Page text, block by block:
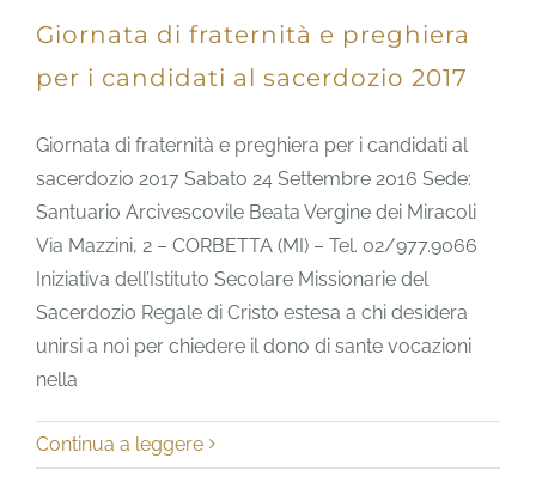
Giornata di fraternità e preghiera
per i candidati al sacerdozio 2017
Giornata di fraternità e preghiera per i candidati al
sacerdozio 2017 Sabato 24 Settembre 2016 Sede:
Santuario Arcivescovile Beata Vergine dei Miracoli
Via Mazzini, 2 – CORBETTA (MI) – Tel. 02/977.9066
Iniziativa dell’Istituto Secolare Missionarie del
Sacerdozio Regale di Cristo estesa a chi desidera
unirsi a noi per chiedere il dono di sante vocazioni
nella
Continua a leggere